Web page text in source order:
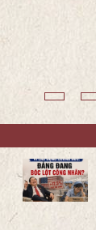
Đột Giữa
Saudi Và
Mandeb;